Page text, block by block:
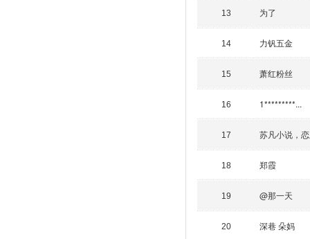
13 为了
14 力钒五金
15 萧红粉丝
16 1*********...
17 苏凡小说，
18 郑霞
19 @那一天
20 深巷 朵妈